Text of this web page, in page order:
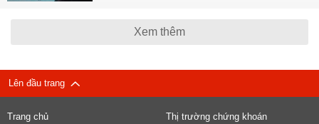
Xem thêm
Lên đầu trang
Trang chủ Thị trường chứng khoán